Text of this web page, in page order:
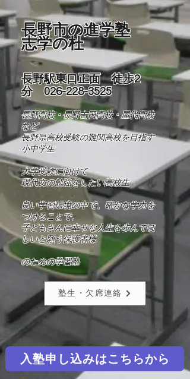
塾生・欠席連絡
長野市の進学塾
志学の杜
長野駅東口正面 徒歩2
分026-228-3525
長野高校・長野吉田高校・屋代高校
など
長野県高校受験の難関高校を目指す
小中学生
​大学受験に向けて
現代文の勉強をしたい高校生
良い学習環境の中で、確かな学力を
つけることで、
​子どもさんに幸せな人生を歩んでほ
しいと願う保護者様
​​のための学習塾
入塾申し込みはこちらから